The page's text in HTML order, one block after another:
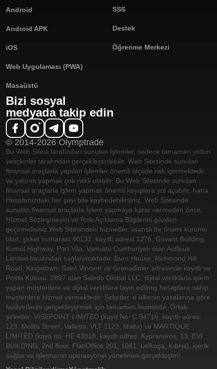
Android
Android APK
iOS
Web Uygulaması (PWA)
Masaüstü
SSS
Destek
Öğrenme Merkezi
Bizi sosyal
medyada takip edin
© 2014-2026 Olymptrade
Bu Web Sitesi tarafından sunulan İşlemler, sadece tamamen yetkin
yetişkinler tarafından gerçekleştirilebilir. Web Sitesinde sunulan
finansal araçlarla yapılan işlemler önemli ölçüde risk içermektedir
ve yatırım yapmak çok riskli olabilir. Bu Web Sitesinde sunulan
finansal araçlarla İşlem yapmak önemli kayıplara yol açabilir, hatta
Hesabınızdaki her şeyi bile kaybedebilirsiniz. Web Sitesinde
sunulan finansal araçlarla İşlem yapmaya karar vermeden önce,
Hizmet Sözleşmesini ve Risk Açıklama Bilgilerini gözden
geçirmelisiniz. Web Sitesindeki hizmetler, lisanslı bir finans kurumu
olan, şirket numarası 40131, kayıtlı adresi 1276, Govant Building,
Kumul Highway, Port Vila, Vanuatu Cumhuriyeti olan Aollikus
Limited tarafından sağlanmaktadır. Euro House, Richmond Hill
Road, Kingstown, Saint Vincent ve Grenadinler adresinde kayıtlı ve
Posta Kutusu: 2897 olan Saledo Global LLC, dijital varlıklarla işlem
yapan müşterilere ve dijital varlıklara tayin edilmiş hesaplara sahip
müşterilere hizmet vermektedir. Şirketler, o ülkenin yasalarına göre
faaliyetlerini gerçekleştirmek için tamamen lisanslıdır. Ortak
şirketler: VISEPOINT LIMITED (kayıt No. C 94716, kayıtlı adres:
123, Melita Street, Valletta, VLT 1123, Malta) ve MARTIQUE
LIMITED (kayıt no. HE 43318, kayıtlı adres: Kypranoros, 13, EVI
BUILDING, 2nd floor, Flat/Office 201, 1061, Lefkoşa, Kıbrıs), içerik
sağlar ve işletmenin operasyonel yönetimini gerçekleştirir.